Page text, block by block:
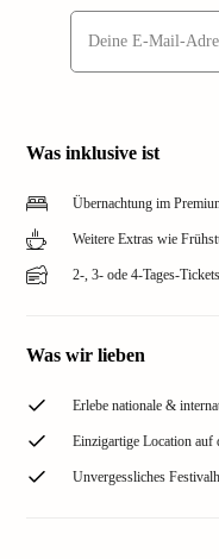
Was inklusive ist
Übernachtung im
Weitere Extras wie
2-, 3- ode 4-Tages-
Was wir lieben
Erlebe nationale &
Einzigartige Location auf
Unvergessliches